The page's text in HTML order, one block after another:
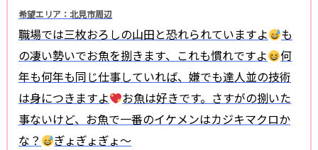
希望エリア：北見市周辺
職場では三枚おろしの山田と恐れられていますよ
も
の凄い勢いでお魚を捌きます、これも慣れですよ
何
年も何年も同じ仕事していれば、嫌でも達人並の技術
は身につきますよ
お魚は好きです。さすがの捌いた
事ないけど、お魚で一番のイケメンはカジキマクロか
な？
ぎょぎょぎょ〜